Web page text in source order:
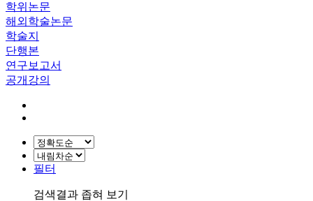
학위논문
해외학술논문
학술지
단행본
연구보고서
공개강의
필터
검색결과 좁혀 보기